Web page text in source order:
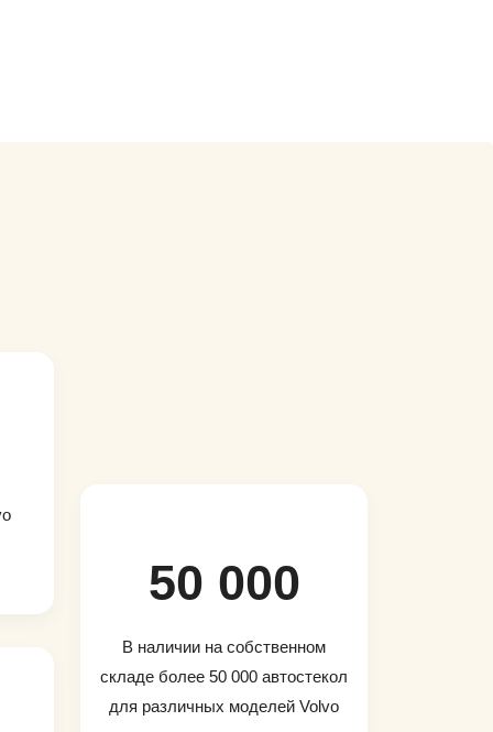
50 000
В наличии на собственном
складе более 50 000 автостекол
для различных моделей Volvo